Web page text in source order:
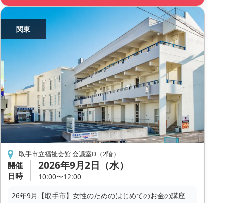
関東
取手市立福祉会館 会議室D（2階）
開催
日時
2026年9月2日（水）
10:00〜12:00
26年9月【取手市】女性のためのはじめてのお金の講座